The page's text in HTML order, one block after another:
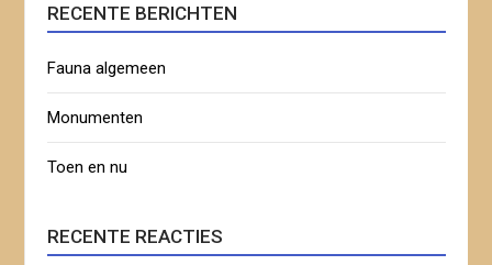
RECENTE BERICHTEN
Fauna algemeen
Monumenten
Toen en nu
RECENTE REACTIES